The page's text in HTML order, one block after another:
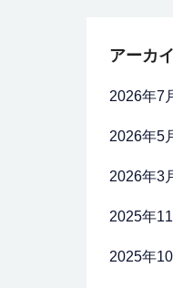
アーカ
2026年7
2026年5
2026年3
2025年11
2025年10